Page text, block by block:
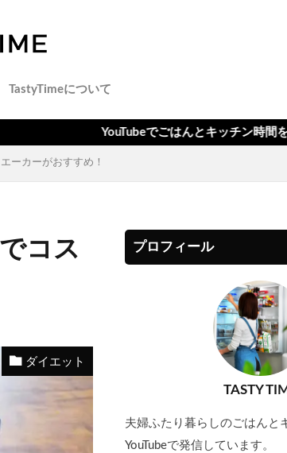
TastyTimeについて
YouTubeでごはんとキッチン時間を見る
ーカーがおすすめ！
コス
ダイエット
プロフィール
TASTY
夫婦ふたり暮らしのごはんと
YouTubeで発信しています。